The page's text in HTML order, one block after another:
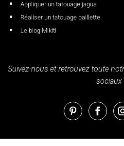
Appliquer un tatouage jagua
Réaliser un tatouage paillette
Le blog Mikiti
Suivez-nous et retrouvez toute
sociaux